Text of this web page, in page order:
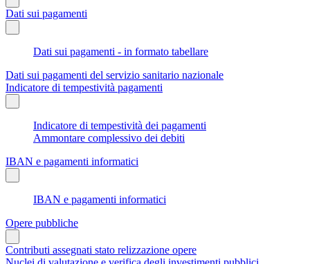
Dati sui pagamenti
Dati sui pagamenti - in formato tabellare
Dati sui pagamenti del servizio sanitario nazionale
Indicatore di tempestività pagamenti
Indicatore di tempestività dei pagamenti
Ammontare complessivo dei debiti
IBAN e pagamenti informatici
IBAN e pagamenti informatici
Opere pubbliche
Contributi assegnati stato relizzazione opere